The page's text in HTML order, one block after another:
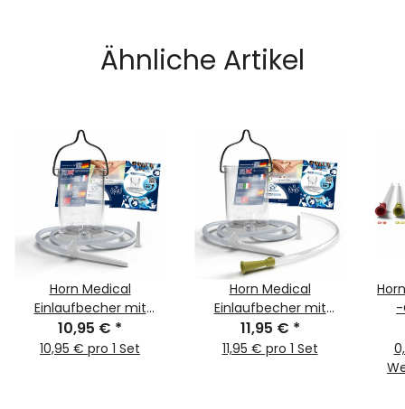
Ähnliche Artikel
Horn Medical
Einlaufbecher mit
Irrigator-Set
10,95 € *
10,95 € pro 1 Set
Horn Medical
Einlaufbecher mit
Irrigator-Set &
Darmrohr CH20
11,95 € *
11,95 € pro 1 Set
-